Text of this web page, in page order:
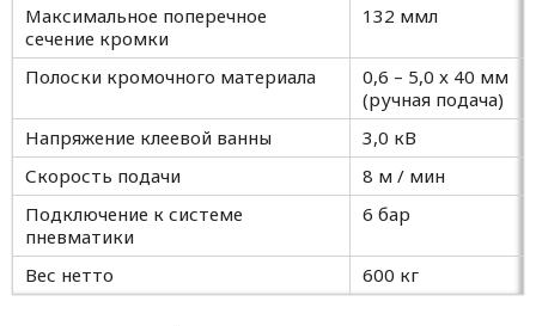
Максимальное поперечное
сечение кромки
132 ммл
Полоски кромочного материала
0,6 – 5,0 x 40 мм
(ручная подача)
Напряжение клеевой ванны
3,0 кВ
Скорость подачи
8 м / мин
Подключение к системе
пневматики
6 бар
Вес нетто 600 кг